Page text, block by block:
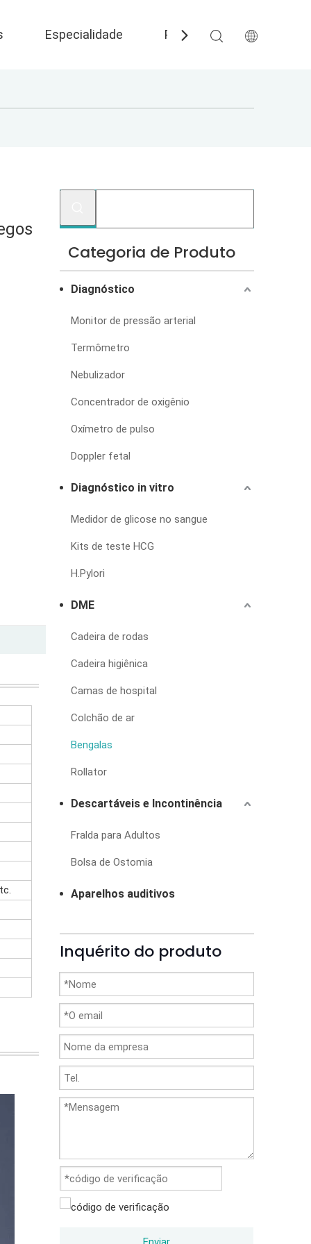
Especialidade Perguntas frequentes
Categoria de Produto
Diagnóstico
Monitor de pressão arterial
Termômetro
Nebulizador
Concentrador de oxigênio
Oxímetro de pulso
Doppler fetal
Diagnóstico in vitro
Medidor de glicose no sangue
Kits de teste HCG
H.Pylori
DME
Cadeira de rodas
Cadeira higiênica
Camas de hospital
Colchão de ar
Bengalas
Rollator
Descartáveis e Incontinência
Fralda para Adultos
Bolsa de Ostomia
Aparelhos auditivos
Inquérito do produto